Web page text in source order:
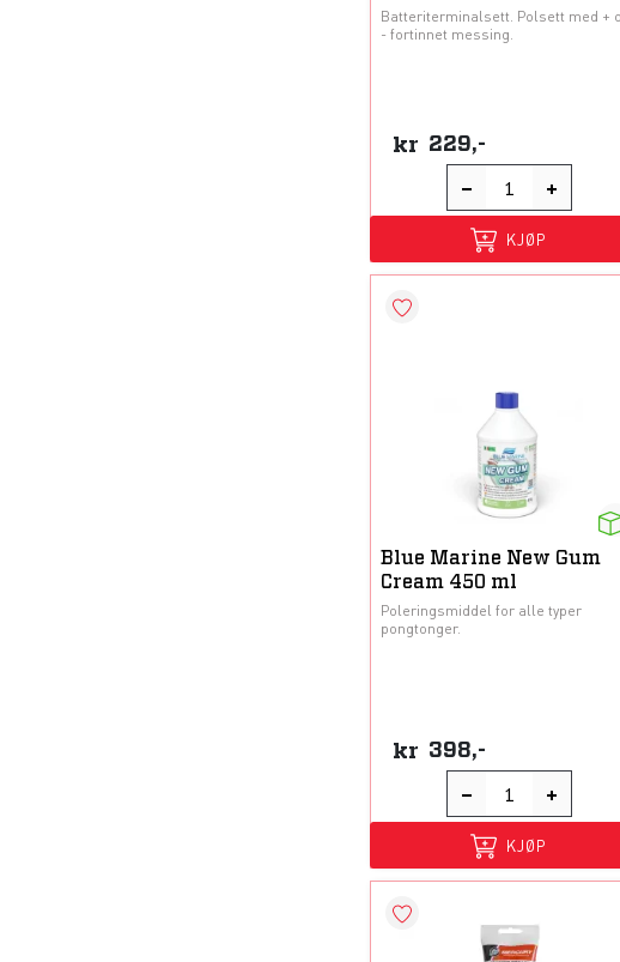
Batteriterminalsett. Polsett med +
- fortinnet messing.
kr 229,-
KJØP
Blue Marine New Gum
Cream 450 ml
Poleringsmiddel for alle typer
pongtonger.
kr 398,-
KJØP